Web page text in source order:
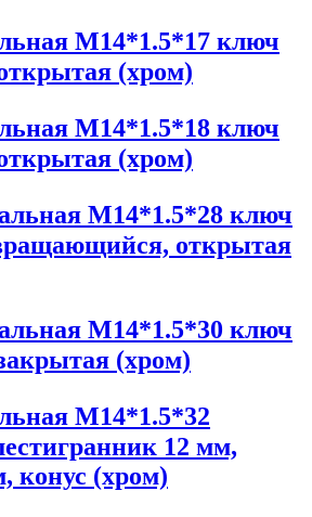
M14*1.5*17 ключ
(хром)
M14*1.5*18 ключ
(хром)
M14*1.5*28 ключ
открытая
M14*1.5*30 ключ
(хром)
M14*1.5*32
12 мм,
конус (хром)